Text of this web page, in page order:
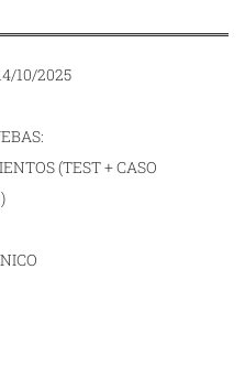
10/2025
(TEST + CASO